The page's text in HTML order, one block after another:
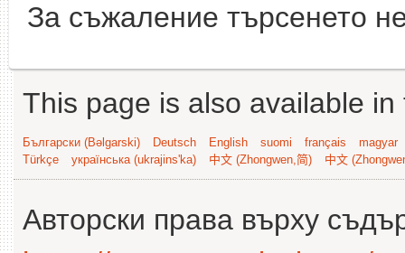
За съжаление търсенето
This page is also available
Български (Bəlgarski) Deutsch English suomi français
magyar
Türkçe
українська (ukrajins'ka) 中文 (Zhongwen,简) 中文
Авторски права върху